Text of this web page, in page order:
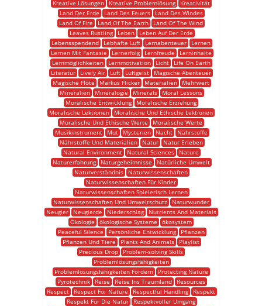
Kreative Lösungen Kreative Problemlösung
Kreativität
Land Der Erde
Land Des Feuers
Land Des Windes
Land Of Fire
Land Of The Earth
Land Of The Wind
Leaves Rustling
Leben
Leben Auf Der Erde
Lebensspendend
Lebhafte Luft Lernabenteuer
Lernen
Lernen Mit Fantasie
Lernerfolg Lernfreude
Lerninhalte
Lernmöglichkeiten
Lernmotivation Licht
Life On Earth
Literatur
Lively Air Luft Luftgeist
Magische Abenteuer
Magische Flöte
Markus Flicker Materialien
Mehrwert
Mineralien
Mineralogie Minerals
Moral Lessons
Moralische Entwicklung
Moralische Erziehung
Moralische Lektionen
Moralische Und Ethische Lektionen
Moralische Und Ethische Werte
Moralische Werte
Musikinstrument
Mut Mysterien Nacht
Nährstoffe
Nährstoffe Und Materialien
Natur
Natur Erleben
Natural Environment
Natural Sciences
Nature
Naturerfahrung
Naturgeheimnisse
Natürliche Umwelt
Naturverständnis
Naturwissenschaften
Naturwissenschaften Für Kinder
Naturwissenschaften Spielerisch Lernen
Naturwissenschaften Und Umweltschutz
Naturwunder
Neugier
Neugierde Niederschlag
Nutrients And Materials
Ökologie
ökologische Systeme
ökosystem
Peaceful Silence
Persönliche Entwicklung
Pflanzen
Pflanzen Und Tiere
Plants And Animals
Playlist
Precious Drop
Problem-solving Skills
Problemlösungsfähigkeiten
Problemlösungsfähigkeiten Fördern
Protecting Nature
Pyrotechnik
Reise Reise Ins Traumland
Resources
Respect
Respect For Nature Respectful Handling
Respekt
Respekt Für Die Natur
Respektvoller Umgang